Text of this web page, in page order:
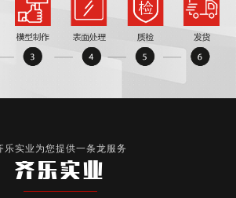
乐实业为您提供一条龙服务
齐乐实业